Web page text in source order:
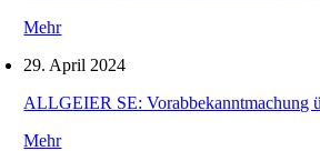
Mehr
29. April 2024
ALLGEIER SE: Vorabbekanntmachung
Mehr